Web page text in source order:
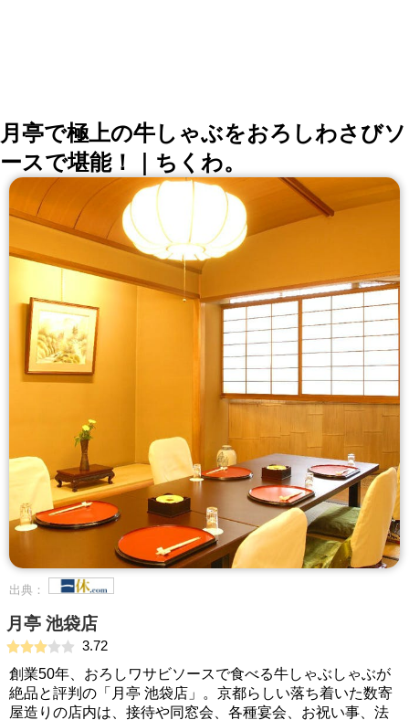
月亭で極上の牛しゃぶをおろしわさびソ
ースで堪能！｜ちくわ。
出典：
月亭 池袋店
3.72
創業50年、おろしワサビソースで食べる牛しゃぶしゃぶが
絶品と評判の「月亭 池袋店」。京都らしい落ち着いた数寄
屋造りの店内は、接待や同窓会、各種宴会、お祝い事、法